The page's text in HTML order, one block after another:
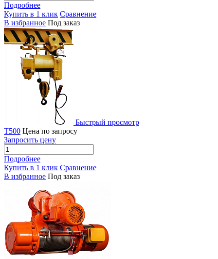
Подробнее
Купить в 1 клик Сравнение
В избранное Под заказ
Быстрый просмотр
Т500 Цена по запросу
Запросить цену
Подробнее
Купить в 1 клик Сравнение
В избранное Под заказ